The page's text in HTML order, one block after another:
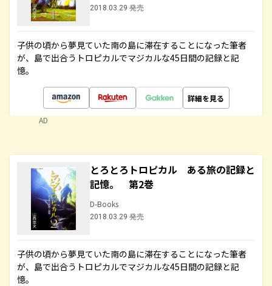
2018.03.29 発売
子供の頃から夢見ていた南の島に滞在することになった筆者
が、島で出合うトロピカルでマジカルな45日間の記録と記
憶。
詳細を見る
AD
とろとろトロピカル ある旅の記録と
記憶。 第2巻
D-Books
2018.03.29 発売
子供の頃から夢見ていた南の島に滞在することになった筆者
が、島で出合うトロピカルでマジカルな45日間の記録と記
憶。